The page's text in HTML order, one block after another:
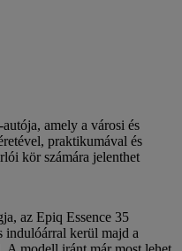
amely a városi és
praktikumával és
kör számára jelenthet
az Epiq Essence 35
kerül majd a